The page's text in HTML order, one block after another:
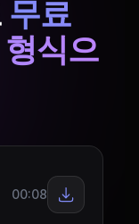
무료
식으
00:08